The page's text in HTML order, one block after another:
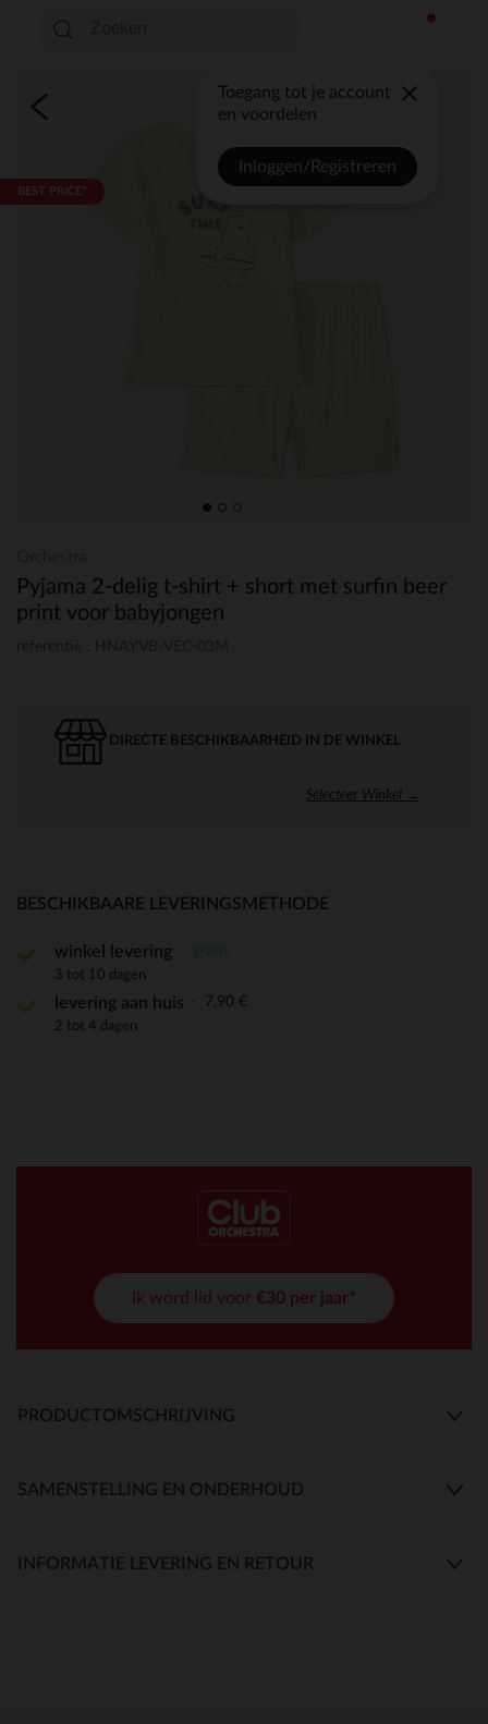
Toegang tot je account
en voordelen
Inloggen/Registreren
BEST PRICE*
Pyjama 2-delig t-shirt + short met surfin beer
print voor babyjongen
DIRECTE BESCHIKBAARHEID IN DE WINKEL
Selecteer Winkel →
BESCHIKBAARE LEVERINGSMETHODE
winkel levering
3 tot 10 dagen
levering aan huis 7,90 €
2 tot 4 dagen
Ik word lid voor €30 per jaar*
PRODUCTOMSCHRIJVING
SAMENSTELLING EN ONDERHOUD
INFORMATIE LEVERING EN RETOUR